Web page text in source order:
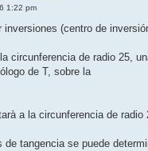
1:22 pm
inversiones (centro de
circunferencia de radio 25,
de T, sobre la
a la circunferencia de
tangencia se puede